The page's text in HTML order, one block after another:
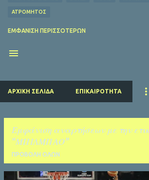
ΑΤΡΟΜΗΤΟΣ
ΟΦΗ
EUROLEAGUE
ΠΑΡΙ ΣΕΝ ΖΕΡΜΕΝ
ΛΙΒΕΡΠΟΥΛ ΜΑΝΤΣΕΣΤΕΡ ΓΙΟΥΝΑΪΤΕΝΤ
ΜΑΝΤΣΕΣΤΕΡ ΣΙΤΙ ΤΣΕΛΣΙ ΑΡΣΕΝΑΛ
ΚΑΛΑΜΑΤΑ ΤΑΛΕΝΤΑ
ΕΜΦΆΝΙΣΗ ΠΕΡΙΣΣΌΤΕΡΩΝ
ΑΡΧΙΚΉ ΣΕΛΊΔΑ ΕΠΙΚΑΙΡΌΤΗΤΑ
Εμφάνιση αναρτήσεων με την
ΜΠΙΛΜΠΑΟ
ΠΡΟΒΟΛΉ ΌΛΩΝ